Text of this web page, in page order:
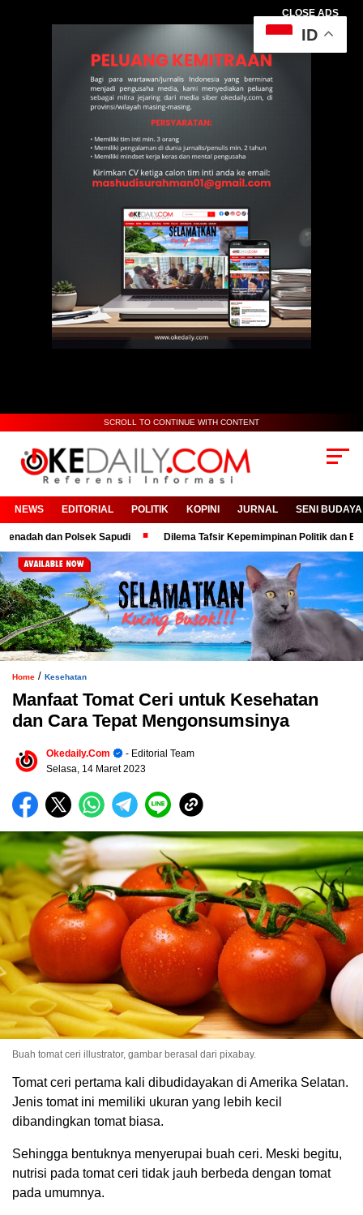
CLOSE ADS
SCROLL TO CONTINUE WITH CONTENT
NEWS EDITORIAL POLITIK KOPINI JURNAL SENI BUDAYA
dan Polsek Sapudi Dilema Tafsir Kepemimpinan Politik dan
Home / Kesehatan
Manfaat Tomat Ceri untuk Kesehatan
dan Cara Tepat Mengonsumsinya
Okedaily.com
- Editorial Team
Selasa, 14 Maret 2023
Buah tomat ceri illustrator, gambar berasal dari pixabay.
Tomat ceri pertama kali dibudidayakan di Amerika Selatan.
Jenis tomat ini memiliki ukuran yang lebih kecil
dibandingkan tomat biasa.
Sehingga bentuknya menyerupai buah ceri. Meski begitu,
nutrisi pada tomat ceri tidak jauh berbeda dengan tomat
pada umumnya.
ID